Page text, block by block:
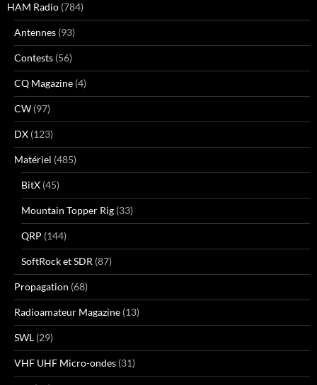
HAM Radio (784)
Antennes (93)
Contests (56)
CQ Magazine (4)
CW (97)
DX (123)
Matériel (485)
BitX (45)
Mountain Topper Rig (33)
QRP (144)
SoftRock et SDR (87)
Propagation (68)
Radioamateur Magazine (13)
SWL (29)
VHF UHF Micro-ondes (31)